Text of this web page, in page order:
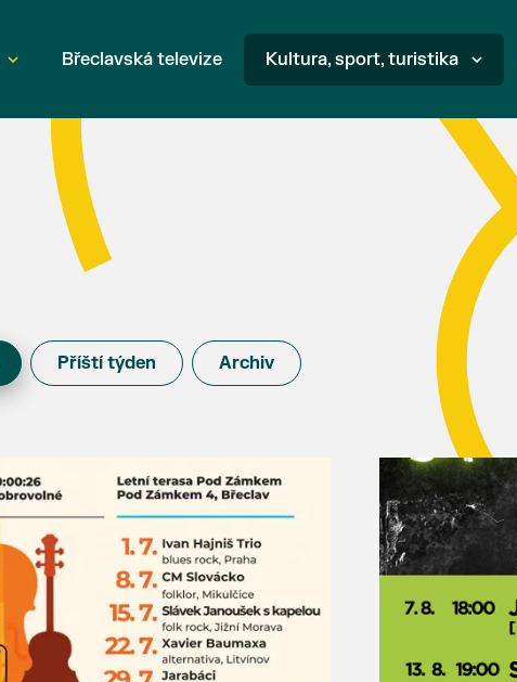
Břeclavská televize Kultura, sport, turistika
Příští týden Archiv